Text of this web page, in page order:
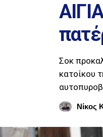
Σοκ
κατοίκου
Νίκος